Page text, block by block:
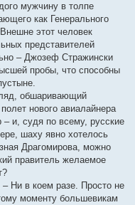
мужчину в толпе
как Генерального
этот человек
представителей
– Джозеф Стражински
пробы, что способны
обшаривающий
нового авиалайнера
и, судя по всему, русские
шаху явно хотелось
Драгомирова, можно
правитель желаемое
Ни в коем разе. Просто не
моменту большевикам